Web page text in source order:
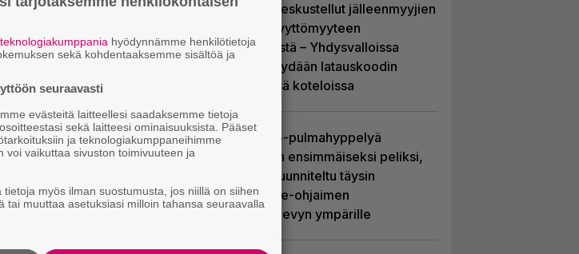
3
Sony on keskustellut jälleenmyyjien
kanssa levyttömyyteen
siirtymisestä – Yhdysvalloissa
pelejä myydään latauskoodin
sisältävissä koteloissa
4
Uutta PS5-pulmahyppelyä
kuvaillaan ensimmäiseksi peliksi,
joka on suunniteltu täysin
DualSense-ohjaimen
kosketuslevyn ympärille
hyödynnämme henkilötietoja
sekä kohdentaaksemme sisältöä ja
seuraavasti
evästeitä laitteellesi saadaksemme tietoja
sekä laitteesi ominaisuuksista. Pääset
ja teknologiakumppaneihimme
voi vaikuttaa sivuston toimivuuteen ja
myös ilman suostumusta, jos niillä on siihen
tai muuttaa asetuksiasi milloin tahansa seuraavalla